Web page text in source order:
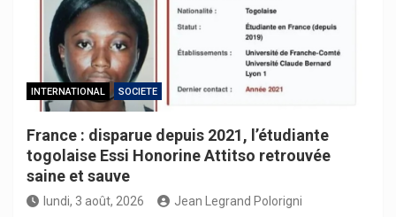
INTERNATIONAL SOCIETE
France : disparue depuis 2021, l’étudiante
togolaise Essi Honorine Attitso retrouvée
saine et sauve
lundi, 3 août, 2026 Jean Legrand Polorigni